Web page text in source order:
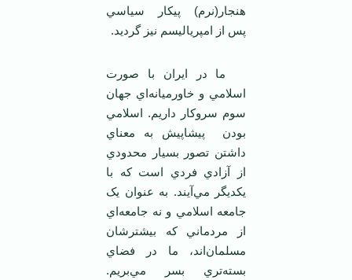
هنجار(نرم) پيکار سياسي
پس از امپرياليسم نيز گرديد.
ما در ايران با صورت
اسلامي و خاورميانه‌اي جهان
سوم سروکار داريم. اسلامي
بودن پيشاپيش به معناي
داشتن تصور بسيار محدودي
از آزادي فردي است که با
يکديگر مي‌آيند. به عنوان يک
جامعه اسلامي و نه جامعه‌اي
از مردماني که بيشترشان
مسلمان‌اند، ما در فضاي
بسته‌تري بسر مي‌بريم.